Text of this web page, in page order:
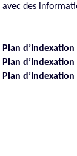
avec des
Plan d’Indexation
Plan d’Indexation
Plan d’Indexation